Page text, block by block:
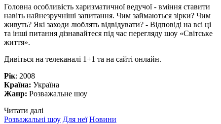
Головна особливість харизматичної ведучої - вміння ставити
навіть найнезручніші запитання. Чим займаються зірки? Чим
живуть? Які заходи люблять відвідувати? - Відповіді на всі ці
та інші питання дізнавайтеся під час перегляду шоу «Світське
життя».
Дивіться на телеканалі 1+1 та на сайті онлайн.
Рік: 2008
Країна: Україна
Жанр: Розважальне шоу
Читати далі
Розважальні шоу Для неї Новини